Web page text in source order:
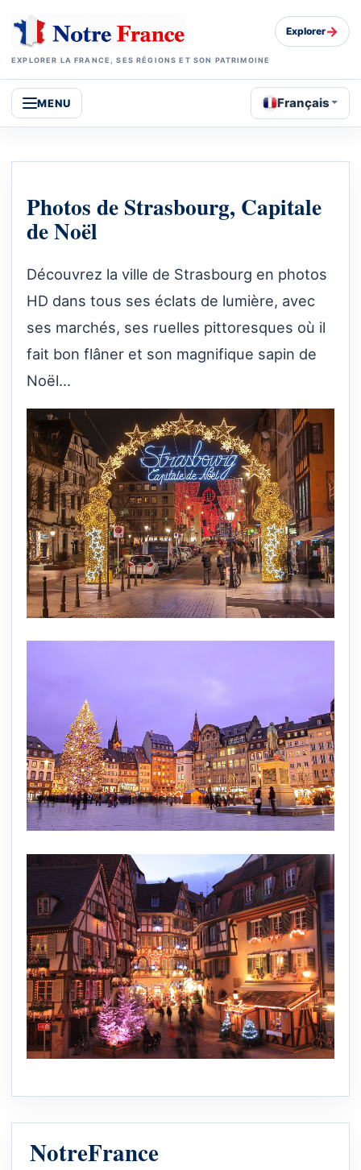
EXPLORER LA FRANCE, SES RÉGIONS ET SON PATRIMOINE
Explorer→
MENU Français
Photos de Strasbourg, Capitale
de Noël
Découvrez la ville de Strasbourg en photos
HD dans tous ses éclats de lumière, avec
ses marchés, ses ruelles pittoresques où il
fait bon flâner et son magnifique sapin de
Noël...
NotreFrance